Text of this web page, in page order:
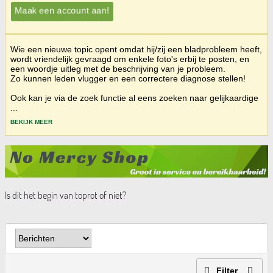
Maak een account aan!
Wie een nieuwe topic opent omdat hij/zij een bladprobleem heeft,
wordt vriendelijk gevraagd om enkele foto's erbij te posten, en
een woordje uitleg met de beschrijving van je probleem.
Zo kunnen leden vlugger en een correctere diagnose stellen!
Ook kan je via de zoek functie al eens zoeken naar gelijkaardige
BEKIJK MEER
Is dit het begin van toprot of niet?
Filter